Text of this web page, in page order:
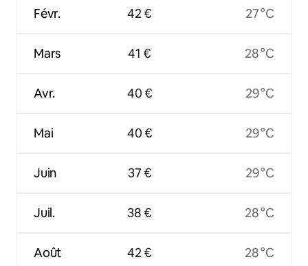
Févr.
Mars
Avr.
Mai
Juin
Juil.
Août
42 €
41 €
40 €
40 €
37 €
38 €
42 €
27 °C
28 °C
29 °C
29 °C
29 °C
28 °C
28 °C